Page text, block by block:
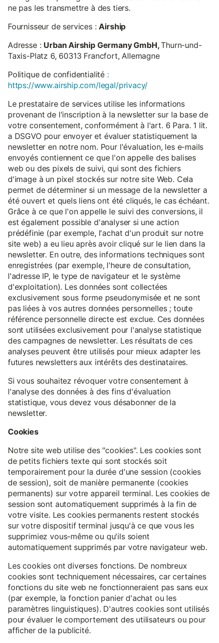
ne pas les transmettre à des tiers.
Fournisseur de services :Airship
Adresse : Urban Airship Germany GmbH,Thurn-und-
Taxis-Platz 6, 60313 Francfort, Allemagne
Politique de confidentialité :
https://www.airship.com/legal/privacy/
Le prestataire de services utilise les informations
provenant de l'inscription à la newsletter sur la base de
votre consentement, conformément à l'art. 6 Para. 1 lit.
a DSGVO pour envoyer et évaluer statistiquement la
newsletter en notre nom. Pour l'évaluation, les e-mails
envoyés contiennent ce que l'on appelle des balises
web ou des pixels de suivi, qui sont des fichiers
d'image à un pixel stockés sur notre site Web. Cela
permet de déterminer si un message de la newsletter a
été ouvert et quels liens ont été cliqués, le cas échéant.
Grâce à ce que l'on appelle le suivi des conversions, il
est également possible d'analyser si une action
prédéfinie (par exemple, l'achat d'un produit sur notre
site web) a eu lieu après avoir cliqué sur le lien dans la
newsletter. En outre, des informations techniques sont
enregistrées (par exemple, l'heure de consultation,
l'adresse IP, le type de navigateur et le système
d'exploitation). Les données sont collectées
exclusivement sous forme pseudonymisée et ne sont
pas liées à vos autres données personnelles ; toute
référence personnelle directe est exclue. Ces données
sont utilisées exclusivement pour l'analyse statistique
des campagnes de newsletter. Les résultats de ces
analyses peuvent être utilisés pour mieux adapter les
futures newsletters aux intérêts des destinataires.
Si vous souhaitez révoquer votre consentement à
l'analyse des données à des fins d'évaluation
statistique, vous devez vous désabonner de la
newsletter.
Cookies
Notre site web utilise des "cookies". Les cookies sont
de petits fichiers texte qui sont stockés soit
temporairement pour la durée d'une session (cookies
de session), soit de manière permanente (cookies
permanents) sur votre appareil terminal. Les cookies de
session sont automatiquement supprimés à la fin de
votre visite. Les cookies permanents restent stockés
sur votre dispositif terminal jusqu'à ce que vous les
supprimiez vous-même ou qu'ils soient
automatiquement supprimés par votre navigateur web.
Les cookies ont diverses fonctions. De nombreux
cookies sont techniquement nécessaires, car certaines
fonctions du site web ne fonctionneraient pas sans eux
(par exemple, la fonction panier d'achat ou les
paramètres linguistiques). D'autres cookies sont utilisés
pour évaluer le comportement des utilisateurs ou pour
afficher de la publicité.